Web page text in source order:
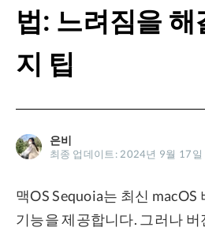
BuhoCleaner
BuhoUnlocker
BuhoRepair
BuhoLaunchpad
스토어
블로그
지원
프라이버시
법: 느려짐을
지 팁
은비
최종 업데이트: 2024년 9월 17일
맥OS Sequoia는 최신
기능을 제공합니다. 그러나 버